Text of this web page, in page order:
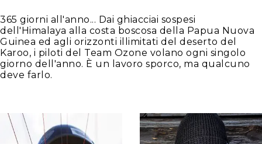
365 giorni all'anno... Dai ghiacciai sospesi
dell'Himalaya alla costa boscosa della Papua Nuova
Guinea ed agli orizzonti illimitati del deserto del
Karoo, i piloti del Team Ozone volano ogni singolo
giorno dell'anno. È un lavoro sporco, ma qualcuno
deve farlo.